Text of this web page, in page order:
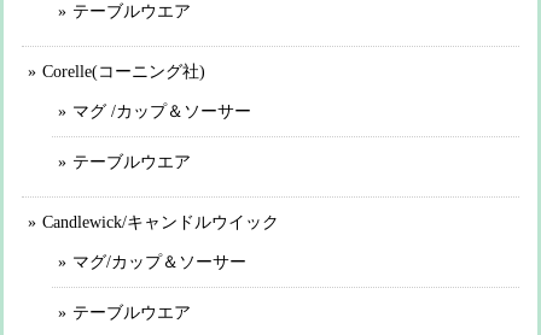
テーブルウエア
Corelle(コーニング社)
マグ /カップ＆ソーサー
テーブルウエア
Candlewick/キャンドルウイック
マグ/カップ＆ソーサー
テーブルウエア